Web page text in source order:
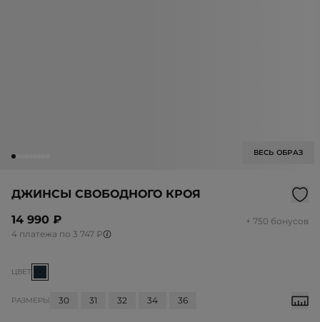
ВЕСЬ ОБРАЗ
ДЖИНСЫ СВОБОДНОГО КРОЯ
14 990 ₽
+ 750 бонусов
4 платежа по 3 747 ₽
ЦВЕТ
РАЗМЕРЫ 30 31 32 34 36